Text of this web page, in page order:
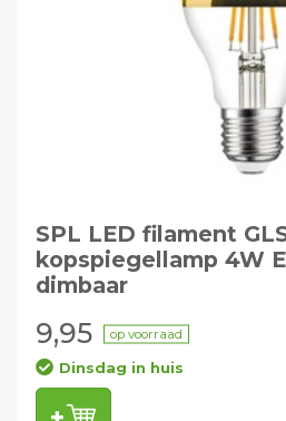
SPL LED filament
kopspiegellamp 4W
dimbaar
9,95 op voorraad
Dinsdag in huis